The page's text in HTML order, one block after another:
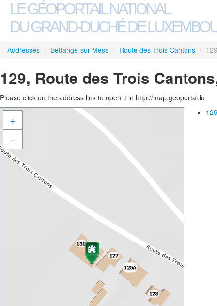
LE GÉOPORTAIL NATIONAL
DU GRAND-DUCHÉ DE
Addresses / Bettange-sur-Mess / Route des Trois Cantons / 129
129, Route des Trois
Please click on the address link to open it in http://map.geoportal.lu
+
–